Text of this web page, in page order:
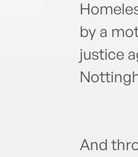
by a
justice
And